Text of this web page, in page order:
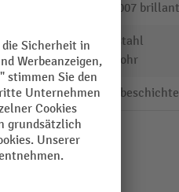
RAL 5007
Profilstahl
Stahlrohr